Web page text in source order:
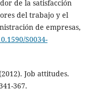
de la satisfacción
del trabajo y el
de empresas,
S0034-
Job attitudes.
367.